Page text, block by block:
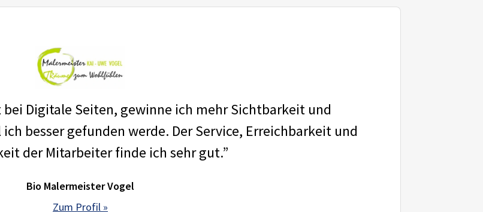
Digitale Seiten, gewinne ich mehr Sichtbarkeit und
besser gefunden werde. Der Service, Erreichbarkeit und
der Mitarbeiter finde ich sehr gut.”
Bio Malermeister Vogel
Zum Profil »